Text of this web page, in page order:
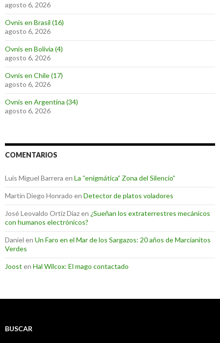
agosto 6, 2026
Ovnis en Brasil (16)
agosto 6, 2026
Ovnis en Bolivia (4)
agosto 6, 2026
Ovnis en Chile (17)
agosto 6, 2026
Ovnis en Argentina (34)
agosto 6, 2026
COMENTARIOS
Luis Miguel Barrera en La “enigmática” Zona del Silencio”
Martin Diego Honrado en Detector de platos voladores
José Leovaldo Ortiz Díazen ¿Sueñan los extraterrestres mecánicos
con humanos electrónicos?
Daniel en Un Faro en el Mar de los Sargazos: 20 años de Marcianitos
Verdes
Joost en Hal Wilcox: El mago contactado
BUSCAR